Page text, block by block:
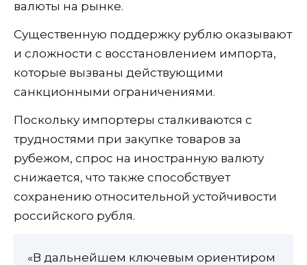
валюты на рынке.
Существенную поддержку рублю оказывают
и сложности с восстановлением импорта,
которые вызваны действующими
санкционными ограничениями.
Поскольку импортеры сталкиваются с
трудностями при закупке товаров за
рубежом, спрос на иностранную валюту
снижается, что также способствует
сохранению относительной устойчивости
российского рубля.
«В дальнейшем ключевым ориентиром